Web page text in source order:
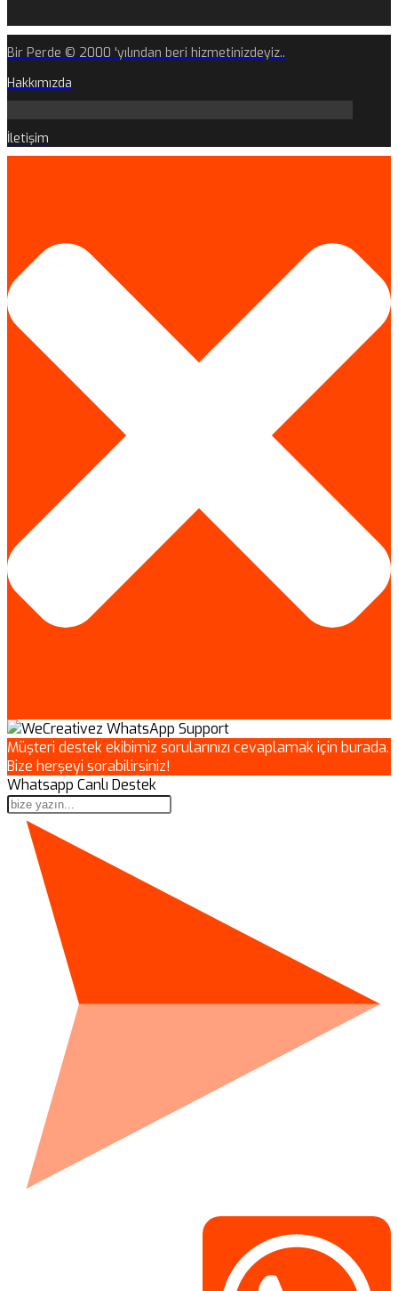
Bir Perde © 2000 'yılından beri hizmetinizdeyiz..
Hakkımızda
İletişim
Müşteri destek ekibimiz sorularınızı cevaplamak için burada.
Bize herşeyi sorabilirsiniz!
Whatsapp Canlı Destek